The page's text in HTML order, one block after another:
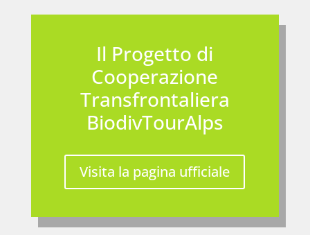
Il Progetto di
Cooperazione
Transfrontaliera
BiodivTourAlps
Visita la pagina ufficiale